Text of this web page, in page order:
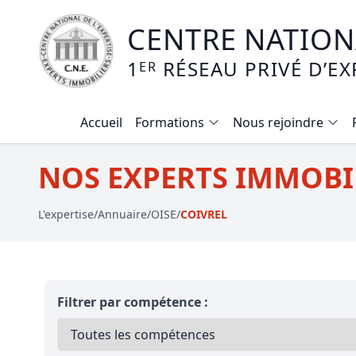
CENTRE
1 ER RÉSEAU PRIVÉ
Accueil
Formations
Formation expertise immobilière /
Expertise local commercial
Mise en copropriété
Expertise terrains agricoles,
Nous rejoindre
NOS EXPERTS
L'expertise/Annuaire/OISE/COIVREL
Filtrer par compétence :